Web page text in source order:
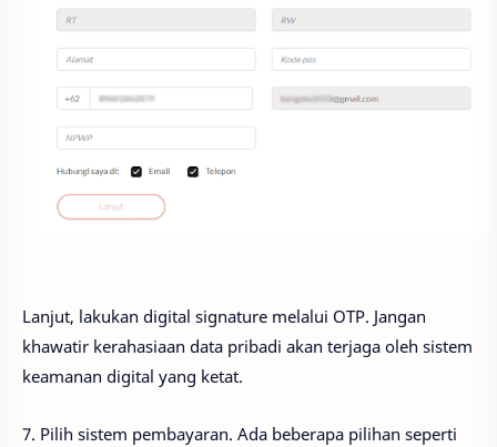
Lanjut, lakukan digital signature melalui OTP. Jangan
khawatir kerahasiaan data pribadi akan terjaga oleh sistem
keamanan digital yang ketat.
7. Pilih sistem pembayaran. Ada beberapa pilihan seperti